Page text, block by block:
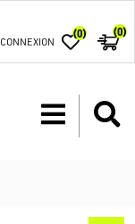
CONNEXION
(0) (0)